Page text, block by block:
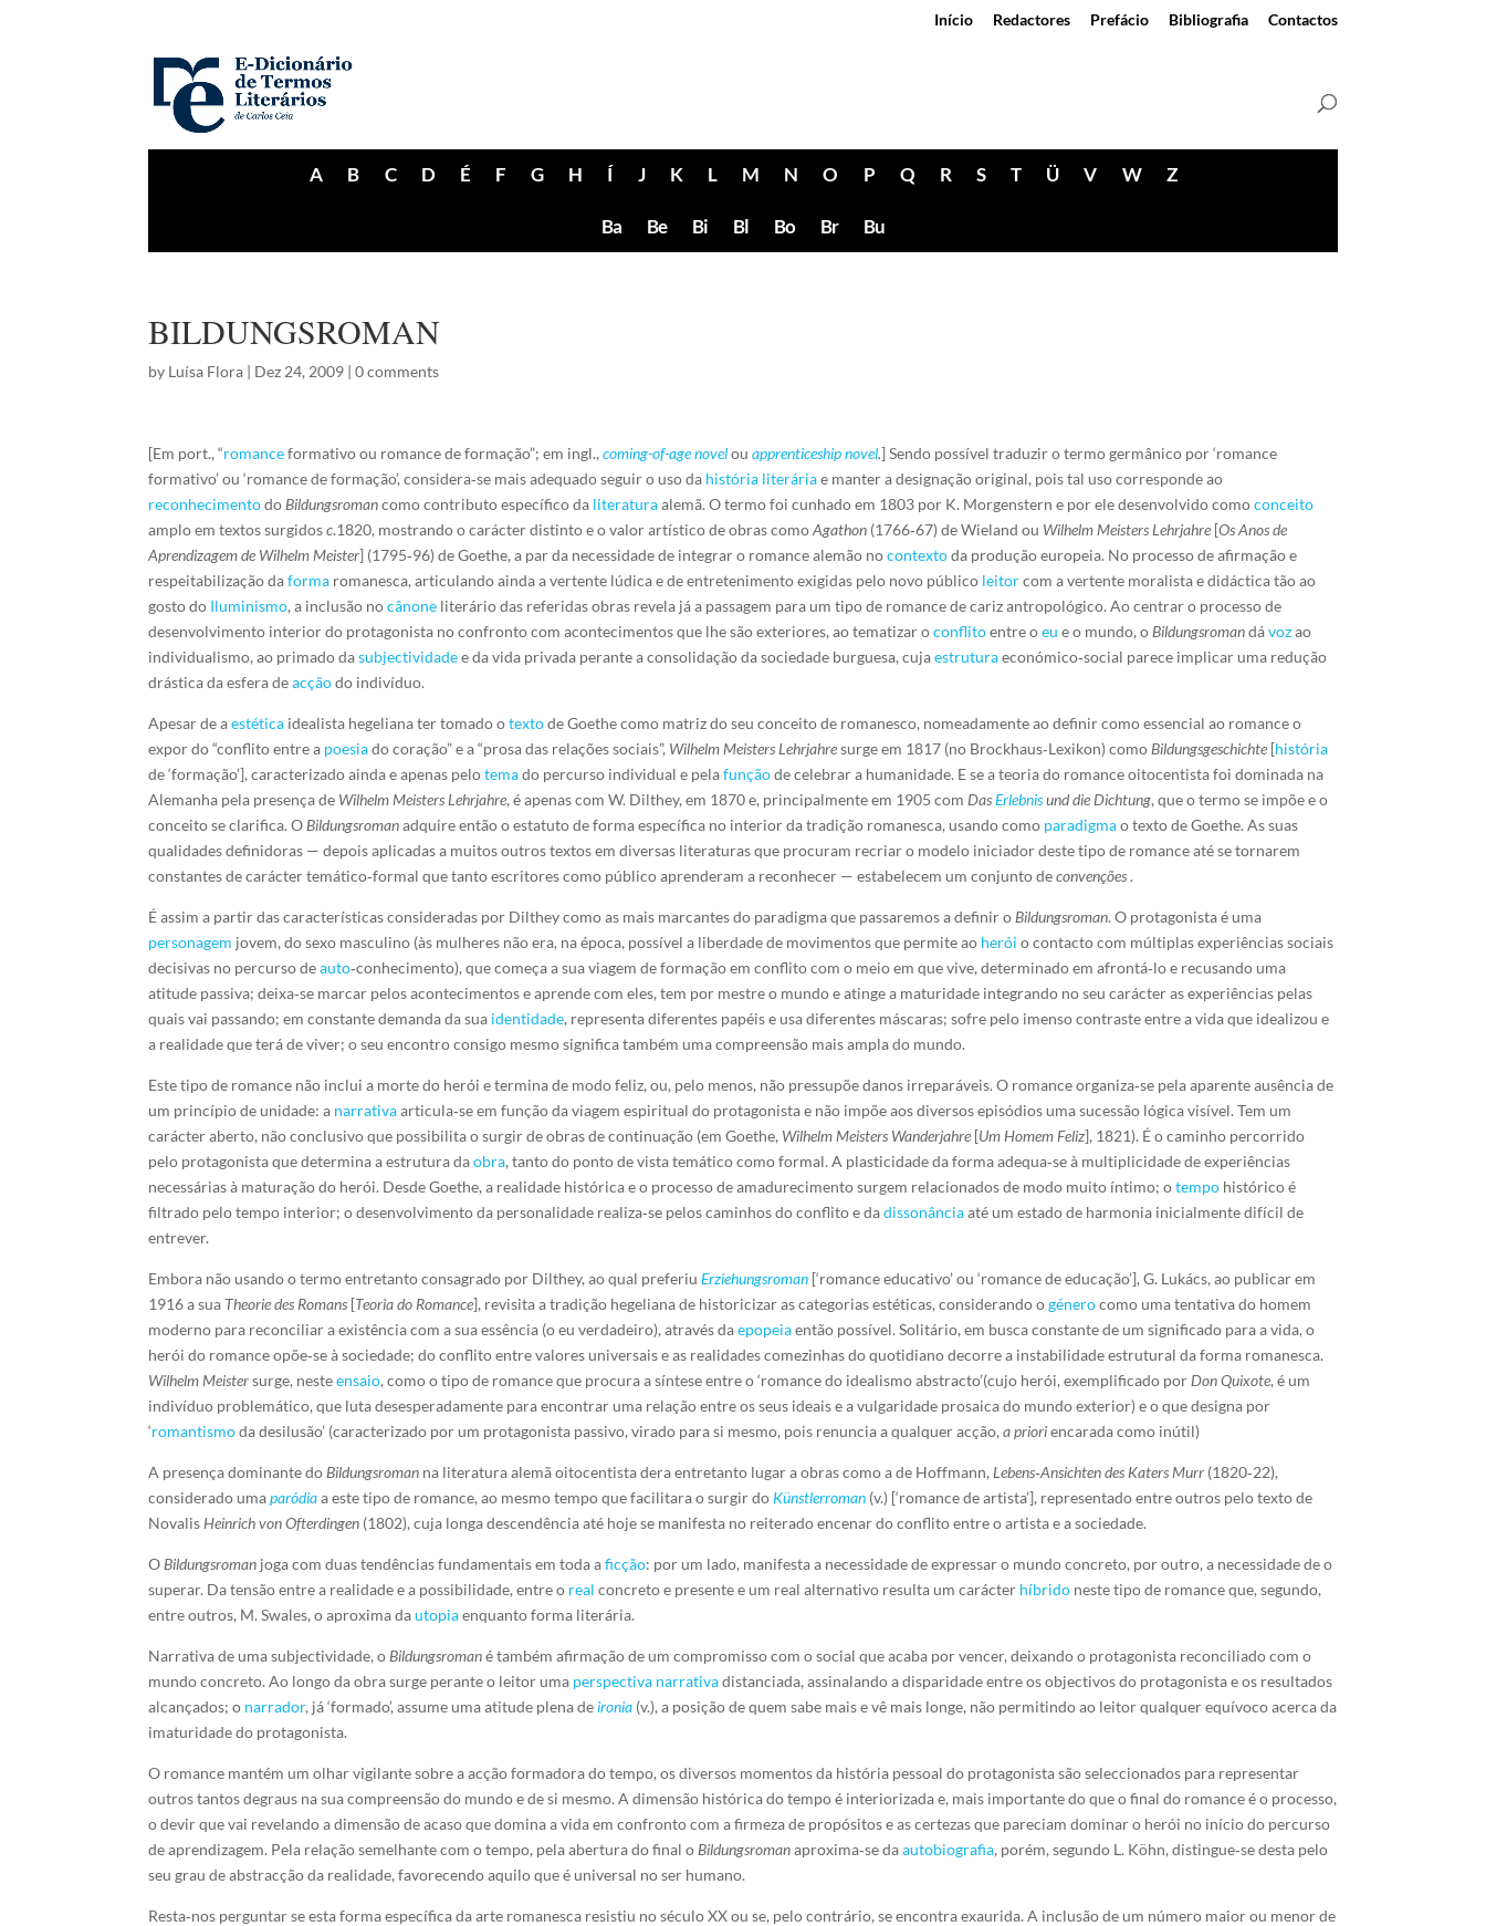
Início Redactores Prefácio Bibliografia Contactos
A B C D É F G H Í J K L M N O P Q R S T Ü V W Z
Ba Be Bi Bl Bo Br Bu
BILDUNGSROMAN
by Luísa Flora | Dez 24, 2009 |0 comments
[Em port., “romanceformativo ou romance de formação”; em ingl.,coming-of-age novelouapprenticeship novel.] Sendo possível traduzir o termo germânico por ‘romance
formativo’ ou ‘romance de formação’, considera‑se mais adequado seguir o uso da história literáriae manter a designação original, pois tal uso corresponde ao
reconhecimentodo Bildungsromancomo contributo específico da literaturaalemã. O termo foi cunhado em 1803 por K. Morgenstern e por ele desenvolvido comoconceito
amplo em textos surgidosc.1820, mostrando o carácter distinto e o valor artístico de obras comoAgathon (1766‑67) de Wieland ou Wilhelm Meisters Lehrjahre [Os Anos de
Aprendizagem de Wilhelm Meister] (1795‑96) de Goethe, a par da necessidade de integrar o romance alemão nocontextoda produção europeia. No processo de afirmação e
respeitabilização daforma romanesca, articulando ainda a vertente lúdica e de entretenimento exigidas pelo novo público leitorcom a vertente moralista e didáctica tão ao
gosto do Iluminismo, a inclusão nocânone literário das referidas obras revela já a passagem para um tipo de romance de cariz antropológico. Ao centrar o processo de
desenvolvimento interior do protagonista no confronto com acontecimentos que lhe são exteriores, ao tematizar oconflitoentre oeu e o mundo, o Bildungsromandávozao
individualismo, ao primado dasubjectividadee da vida privada perante a consolidação da sociedade burguesa, cujaestruturaeconómico‑social parece implicar uma redução
drástica da esfera deacçãodo indivíduo.
Apesar de aestética idealista hegeliana ter tomado otextode Goethe como matriz do seu conceito de romanesco, nomeadamente ao definir como essencial ao romance o
expor do “conflito entre a poesiado coração” e a “prosa das relações sociais”, Wilhelm Meisters Lehrjahresurge em 1817 (no Brockhaus‑Lexikon) como Bildungsgeschichte [história
de ‘formação’], caracterizado ainda e apenas pelotemado percurso individual e pelafunçãode celebrar a humanidade. E se a teoria do romance oitocentista foi dominada na
Alemanha pela presença de Wilhelm Meisters Lehrjahre, é apenas com W. Dilthey, em 1870 e, principalmente em 1905 com DasErlebnisund die Dichtung, que o termo se impõe e o
conceito se clarifica. O Bildungsromanadquire então o estatuto de forma específica no interior da tradição romanesca, usando como paradigmao texto de Goethe. As suas
qualidades definidoras — depois aplicadas a muitos outros textos em diversas literaturas que procuram recriar o modelo iniciador deste tipo de romance até se tornarem
constantes de carácter temático‑formal que tanto escritores como público aprenderam a reconhecer — estabelecem um conjunto deconvenções.
É assim a partir das características consideradas por Dilthey como as mais marcantes do paradigma que passaremos a definir o Bildungsroman. O protagonista é uma
personagem jovem, do sexo masculino (às mulheres não era, na época, possível a liberdade de movimentos que permite ao herói o contacto com múltiplas experiências sociais
decisivas no percurso deauto‑conhecimento), que começa a sua viagem de formação em conflito com o meio em que vive, determinado em afrontá‑lo e recusando uma
atitude passiva; deixa‑se marcar pelos acontecimentos e aprende com eles, tem por mestre o mundo e atinge a maturidade integrando no seu carácter as experiências pelas
quais vai passando; em constante demanda da sua identidade, representa diferentes papéis e usa diferentes máscaras; sofre pelo imenso contraste entre a vida que idealizou e
a realidade que terá de viver; o seu encontro consigo mesmo significa também uma compreensão mais ampla do mundo.
Este tipo de romance não inclui a morte do herói e termina de modo feliz, ou, pelo menos, não pressupõe danos irreparáveis. O romance organiza‑se pela aparente ausência de
um princípio de unidade: a narrativaarticula‑se em função da viagem espiritual do protagonista e não impõe aos diversos episódios uma sucessão lógica visível. Tem um
carácter aberto, não conclusivo que possibilita o surgir de obras de continuação (em Goethe, Wilhelm Meisters Wanderjahre [Um Homem Feliz], 1821). É o caminho percorrido
pelo protagonista que determina a estrutura daobra, tanto do ponto de vista temático como formal. A plasticidade da forma adequa‑se à multiplicidade de experiências
necessárias à maturação do herói. Desde Goethe, a realidade histórica e o processo de amadurecimento surgem relacionados de modo muito íntimo; otempo histórico é
filtrado pelo tempo interior; o desenvolvimento da personalidade realiza‑se pelos caminhos do conflito e dadissonânciaaté um estado de harmonia inicialmente difícil de
entrever.
Embora não usando o termo entretanto consagrado por Dilthey, ao qual preferiuErziehungsroman [‘romance educativo’ ou ‘romance de educação’], G. Lukács, ao publicar em
1916 a sua Theorie des Romans [Teoria do Romance], revisita a tradição hegeliana de historicizar as categorias estéticas, considerando ogénerocomo uma tentativa do homem
moderno para reconciliar a existência com a sua essência (o eu verdadeiro), através daepopeiaentão possível. Solitário, em busca constante de um significado para a vida, o
herói do romance opõe‑se à sociedade; do conflito entre valores universais e as realidades comezinhas do quotidiano decorre a instabilidade estrutural da forma romanesca.
Wilhelm Meistersurge, nesteensaio, como o tipo de romance que procura a síntese entre o ‘romance do idealismo abstracto’(cujo herói, exemplificado por Don Quixote, é um
indivíduo problemático, que luta desesperadamente para encontrar uma relação entre os seus ideais e a vulgaridade prosaica do mundo exterior) e o que designa por
‘romantismoda desilusão’ (caracterizado por um protagonista passivo, virado para si mesmo, pois renuncia a qualquer acção,a prioriencarada como inútil)
A presença dominante do Bildungsroman na literatura alemã oitocentista dera entretanto lugar a obras como a de Hoffmann, Lebens‑Ansichten des Katers Murr (1820‑22),
considerado umaparódiaa este tipo de romance, ao mesmo tempo que facilitara o surgir do Künstlerroman (v.) [‘romance de artista’], representado entre outros pelo texto de
Novalis Heinrich von Ofterdingen (1802), cuja longa descendência até hoje se manifesta no reiterado encenar do conflito entre o artista e a sociedade.
O Bildungsroman joga com duas tendências fundamentais em toda aficção: por um lado, manifesta a necessidade de expressar o mundo concreto, por outro, a necessidade de o
superar. Da tensão entre a realidade e a possibilidade, entre o real concreto e presente e um real alternativo resulta um carácter híbrido neste tipo de romance que, segundo,
entre outros, M. Swales, o aproxima dautopiaenquanto forma literária.
Narrativa de uma subjectividade, o Bildungsromané também afirmação de um compromisso com o social que acaba por vencer, deixando o protagonista reconciliado com o
mundo concreto. Ao longo da obra surge perante o leitor uma perspectiva narrativadistanciada, assinalando a disparidade entre os objectivos do protagonista e os resultados
alcançados; o narrador, já ‘formado’, assume uma atitude plena deironia (v.), a posição de quem sabe mais e vê mais longe, não permitindo ao leitor qualquer equívoco acerca da
imaturidade do protagonista.
O romance mantém um olhar vigilante sobre a acção formadora do tempo, os diversos momentos da história pessoal do protagonista são seleccionados para representar
outros tantos degraus na sua compreensão do mundo e de si mesmo. A dimensão histórica do tempo é interiorizada e, mais importante do que o final do romance é o processo,
o devir que vai revelando a dimensão de acaso que domina a vida em confronto com a firmeza de propósitos e as certezas que pareciam dominar o herói no início do percurso
de aprendizagem. Pela relação semelhante com o tempo, pela abertura do final o Bildungsromanaproxima‑se daautobiografia, porém, segundo L. Köhn, distingue‑se desta pelo
seu grau de abstracção da realidade, favorecendo aquilo que é universal no ser humano.
Resta‑nos perguntar se esta forma específica da arte romanesca resistiu no século XX ou se, pelo contrário, se encontra exaurida. A inclusão de um número maior ou menor de